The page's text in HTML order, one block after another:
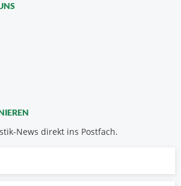
News direkt ins Postfach.